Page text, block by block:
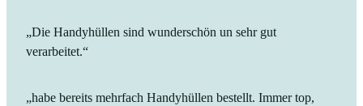
„Die Handyhüllen sind wunderschön un sehr gut
verarbeitet.“
„habe bereits mehrfach Handyhüllen bestellt. Immer top,